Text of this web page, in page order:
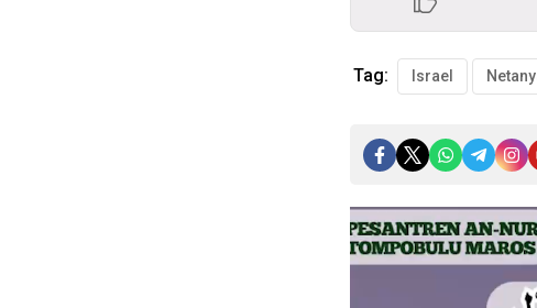
Tag: Israel
Pemutar
Video